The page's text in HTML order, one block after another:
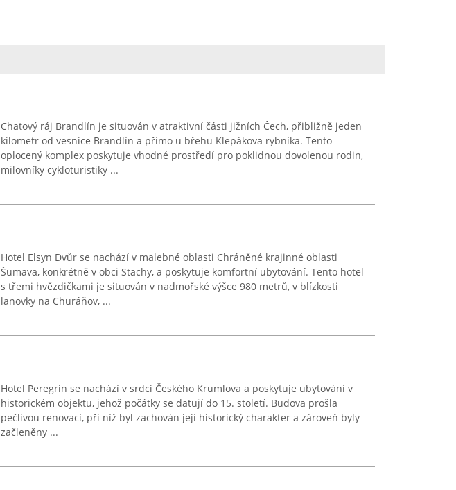
Chatový ráj Brandlín je situován v atraktivní části jižních Čech, přibližně jeden
kilometr od vesnice Brandlín a přímo u břehu Klepákova rybníka. Tento
oplocený komplex poskytuje vhodné prostředí pro poklidnou dovolenou rodin,
milovníky cykloturistiky ...
Hotel Elsyn Dvůr se nachází v malebné oblasti Chráněné krajinné oblasti
Šumava, konkrétně v obci Stachy, a poskytuje komfortní ubytování. Tento hotel
s třemi hvězdičkami je situován v nadmořské výšce 980 metrů, v blízkosti
lanovky na Churáňov, ...
Hotel Peregrin se nachází v srdci Českého Krumlova a poskytuje ubytování v
historickém objektu, jehož počátky se datují do 15. století. Budova prošla
pečlivou renovací, při níž byl zachován její historický charakter a zároveň byly
začleněny ...